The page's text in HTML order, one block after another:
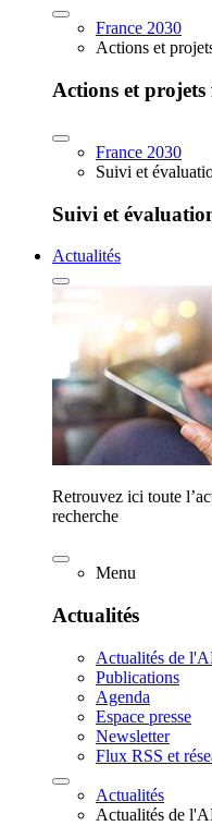
France 2030
Actions et
Actions et projets
France 2030
Suivi et
Suivi et
Actualités
Retrouvez ici toute
recherche
Menu
Actualités
Actualités de
Publications
Agenda
Espace presse
Newsletter
Flux RSS et
Actualités
Actualités de